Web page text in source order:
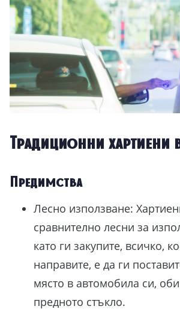
Традиционни хартиени
Предимства
Лесно използване:
сравнително лесни за
като ги закупите, всичко,
направите, е да ги
място в автомобила си,
предното стъкло.